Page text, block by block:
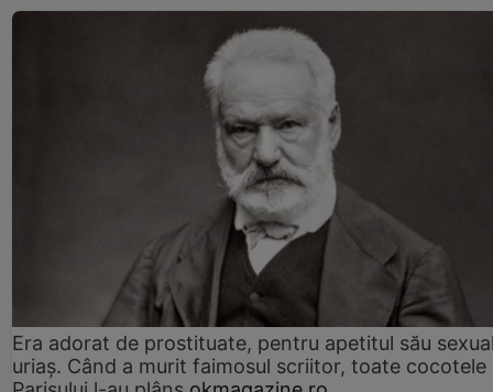
Era adorat de prostituate, pentru apetitul său
uriaș. Când a murit faimosul scriitor, toate cocotele